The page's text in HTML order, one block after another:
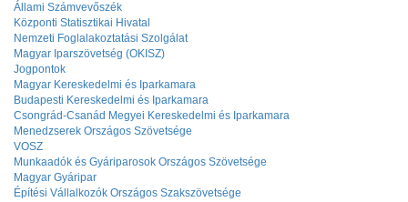
Állami Számvevőszék
Központi Statisztikai Hivatal
Nemzeti Foglalakoztatási Szolgálat
Magyar Iparszövetség (OKISZ)
Jogpontok
Magyar Kereskedelmi és Iparkamara
Budapesti Kereskedelmi és Iparkamara
Csongrád-Csanád Megyei Kereskedelmi és Iparkamara
Menedzserek Országos Szövetsége
VOSZ
Munkaadók és Gyáriparosok Országos Szövetsége
Magyar Gyáripar
Építési Vállalkozók Országos Szakszövetsége